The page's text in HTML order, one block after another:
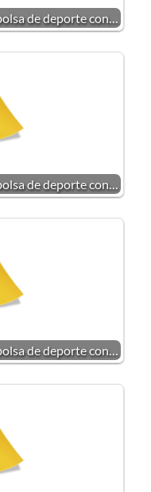
de deporte con…
de deporte con…
de deporte con…